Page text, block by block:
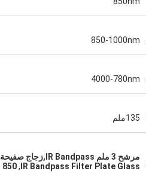
850-1000nm
4000-780nm
135ملم
مرشح 3 ملم IR Bandpass,زجاج صفيحة المرشح للكتلة الشعاعية,مرشح النطاق النطاق 850 نلم
IR Bandpass Filter Plate Glass
,
850 Nm Bandpass Filter